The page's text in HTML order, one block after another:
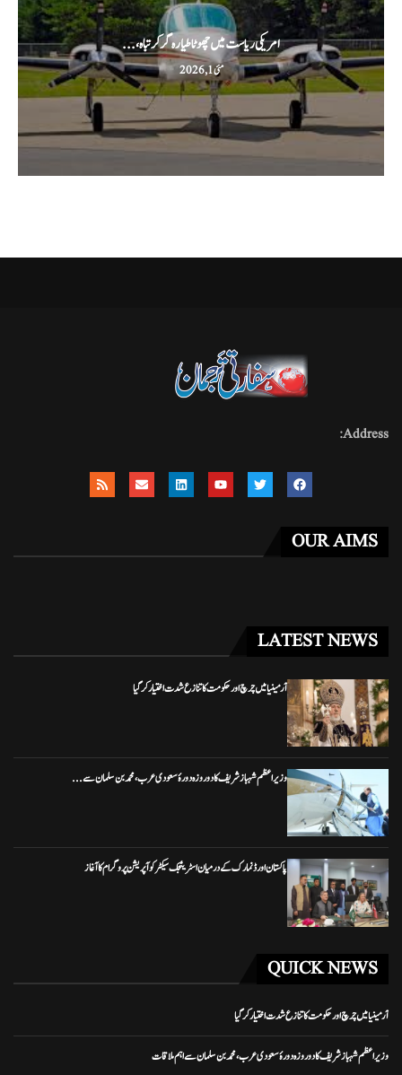
امریکی ریاست میں چھوٹا طیارہ گر کر تباہ،...
مئی 1, 2026
Address:
OUR AIMS
LATEST NEWS
آرمینیا میں چرچ اور حکومت کا تنازع شدت اختیار کر گیا
وزیراعظم شہباز شریف کا دو روزہ دورۂ سعودی عرب، محمد بن سلمان سے...
پاکستان اور ڈنمارک کے درمیان اسٹریٹجک سیکٹر کوآپریشن پروگرام کا آغاز
QUICK NEWS
آرمینیا میں چرچ اور حکومت کا تنازع شدت اختیار کر گیا
وزیراعظم شہباز شریف کا دو روزہ دورۂ سعودی عرب، محمد بن سلمان سے اہم ملاقات